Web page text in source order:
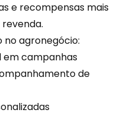
e recompensas mais
no agronegócio:
em campanhas
de